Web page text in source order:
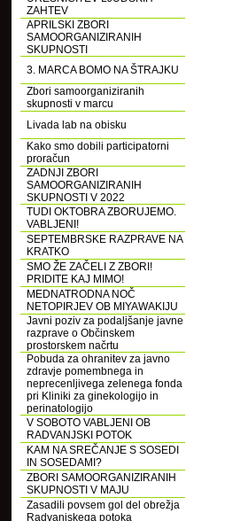
ZAHTEV
APRILSKI ZBORI
SAMOORGANIZIRANIH
SKUPNOSTI
3. MARCA BOMO NA ŠTRAJKU
Zbori samoorganiziranih
skupnosti v marcu
Livada lab na obisku
Kako smo dobili participatorni
proračun
ZADNJI ZBORI
SAMOORGANIZIRANIH
SKUPNOSTI V 2022
TUDI OKTOBRA ZBORUJEMO.
VABLJENI!
SEPTEMBRSKE RAZPRAVE NA
KRATKO
SMO ŽE ZAČELI Z ZBORI!
PRIDITE KAJ MIMO!
MEDNATRODNA NOČ
NETOPIRJEV OB MIYAWAKIJU
Javni poziv za podaljšanje javne
razprave o Občinskem
prostorskem načrtu
Pobuda za ohranitev za javno
zdravje pomembnega in
neprecenljivega zelenega fonda
pri Kliniki za ginekologijo in
perinatologijo
V SOBOTO VABLJENI OB
RADVANJSKI POTOK
KAM NA SREČANJE S SOSEDI
IN SOSEDAMI?
ZBORI SAMOORGANIZIRANIH
SKUPNOSTI V MAJU
Zasadili povsem gol del obrežja
Radvanjskega potoka